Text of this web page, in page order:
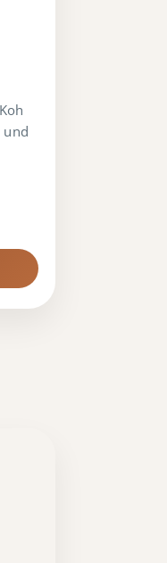
und